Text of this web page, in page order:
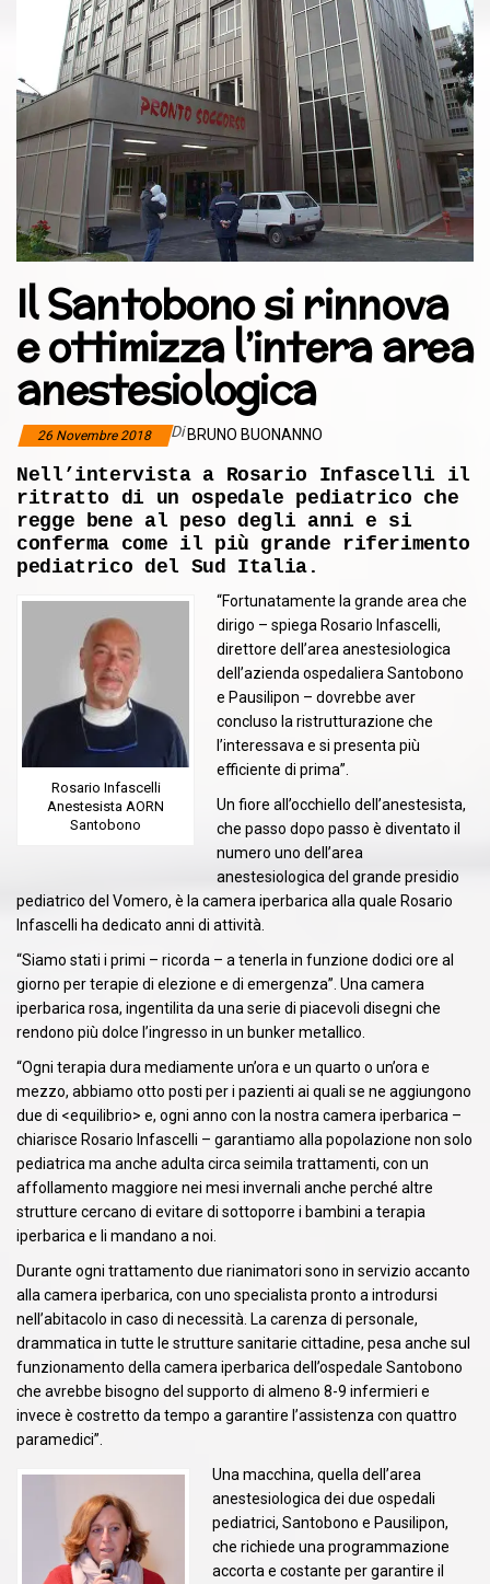
Il Santobono si rinnova
e ottimizza l’intera area
anestesiologica
26 Novembre 2018 DiBRUNO BUONANNO
Nell’intervista a Rosario Infascelli il
ritratto di un ospedale pediatrico che
regge bene al peso degli anni e si
conferma come il più grande riferimento
pediatrico del Sud Italia.
Rosario Infascelli
Anestesista AORN
Santobono
“Fortunatamente la grande area che
dirigo – spiega Rosario Infascelli,
direttore dell’area anestesiologica
dell’azienda ospedaliera Santobono
e Pausilipon – dovrebbe aver
concluso la ristrutturazione che
l’interessava e si presenta più
efficiente di prima”.
Un fiore all’occhiello dell’anestesista,
che passo dopo passo è diventato il
numero uno dell’area
anestesiologica del grande presidio
pediatrico del Vomero, è la camera iperbarica alla quale Rosario
Infascelli ha dedicato anni di attività.
“Siamo stati i primi – ricorda – a tenerla in funzione dodici ore al
giorno per terapie di elezione e di emergenza”. Una camera
iperbarica rosa, ingentilita da una serie di piacevoli disegni che
rendono più dolce l’ingresso in un bunker metallico.
“Ogni terapia dura mediamente un’ora e un quarto o un’ora e
mezzo, abbiamo otto posti per i pazienti ai quali se ne aggiungono
due di <equilibrio> e, ogni anno con la nostra camera iperbarica –
chiarisce Rosario Infascelli – garantiamo alla popolazione non solo
pediatrica ma anche adulta circa seimila trattamenti, con un
affollamento maggiore nei mesi invernali anche perché altre
strutture cercano di evitare di sottoporre i bambini a terapia
iperbarica e li mandano a noi.
Durante ogni trattamento due rianimatori sono in servizio accanto
alla camera iperbarica, con uno specialista pronto a introdursi
nell’abitacolo in caso di necessità. La carenza di personale,
drammatica in tutte le strutture sanitarie cittadine, pesa anche sul
funzionamento della camera iperbarica dell’ospedale Santobono
che avrebbe bisogno del supporto di almeno 8-9 infermieri e
invece è costretto da tempo a garantire l’assistenza con quattro
paramedici”.
Una macchina, quella dell’area
anestesiologica dei due ospedali
pediatrici, Santobono e Pausilipon,
che richiede una programmazione
accorta e costante per garantire il